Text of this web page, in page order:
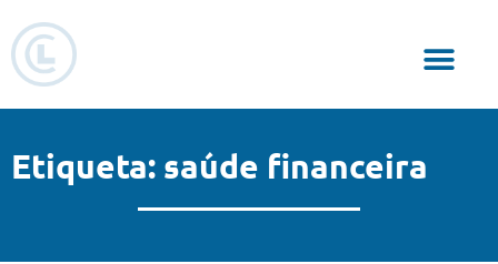
Etiqueta: saúde financeira